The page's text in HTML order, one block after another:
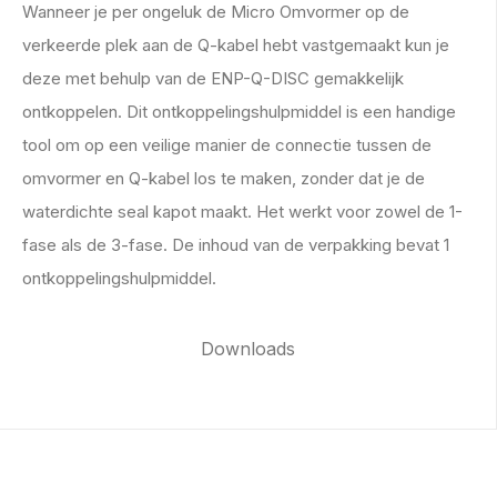
Downloads
Wanneer je per ongeluk de Micro Omvormer op de
verkeerde plek aan de Q-kabel hebt vastgemaakt kun je
deze met behulp van de ENP-Q-DISC gemakkelijk
ontkoppelen. Dit ontkoppelingshulpmiddel is een handige
tool om op een veilige manier de connectie tussen de
omvormer en Q-kabel los te maken, zonder dat je de
waterdichte seal kapot maakt. Het werkt voor zowel de 1-
fase als de 3-fase. De inhoud van de verpakking bevat 1
ontkoppelingshulpmiddel.